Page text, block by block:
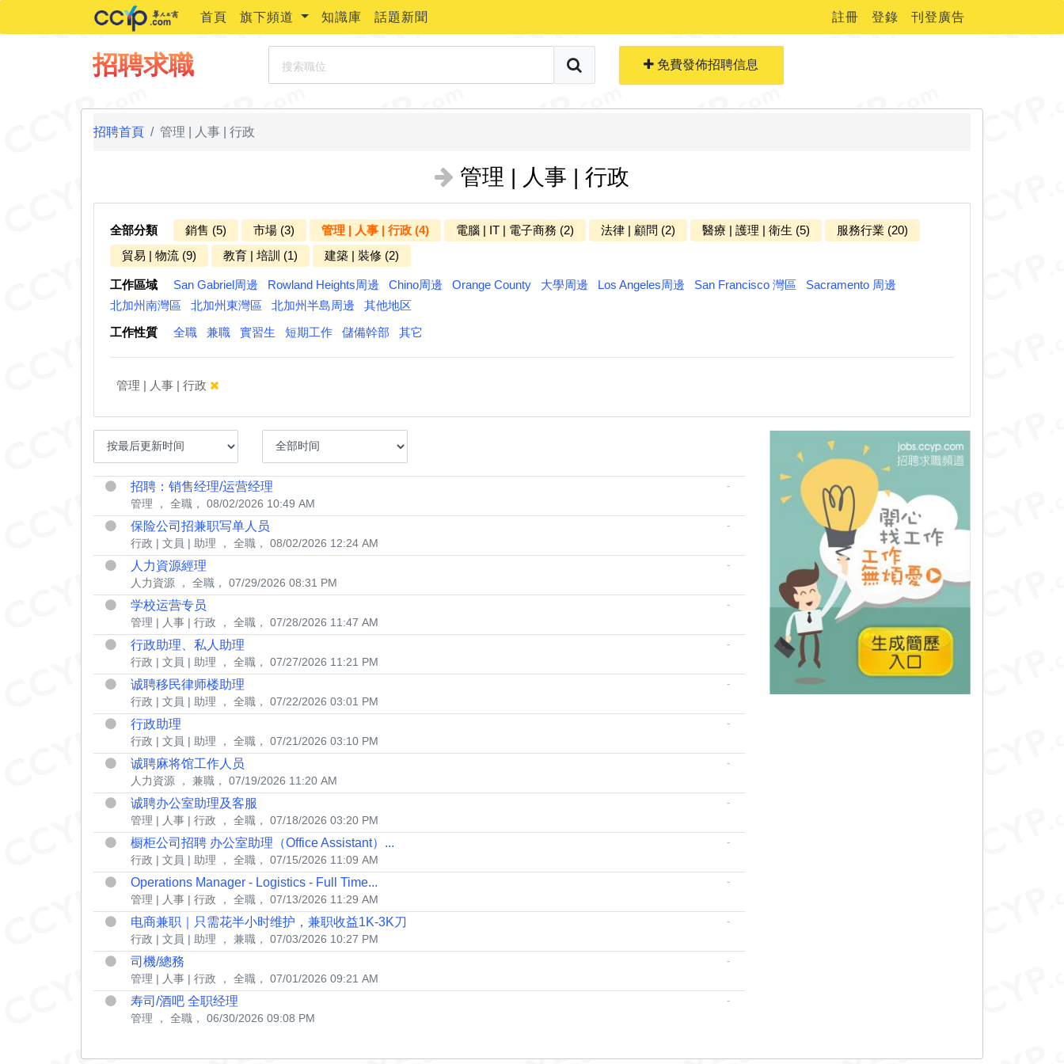
首頁 旗下頻道 知識庫 話題新聞 註冊 登錄 刊登廣告
招聘求職 免費發佈招聘信息
免費生成簡歷
招聘首頁 管理 | 人事 | 行政
管理 | 人事 | 行政
全部分類 銷售 (5) 市場 (3) 管理 | 人事 | 行政 (4) 電腦 | IT | 電子商務 (2) 法律 | 顧問 (2) 醫療 | 護理 | 衛生 (5)
服務行業 (20)
貿易 | 物流 (9)
教育 | 培訓 (1) 建築 | 裝修 (2)
工作區域 San Gabriel周邊 Rowland Heights周邊 Chino周邊 Orange County 大學周邊 Los Angeles周邊 San Francisco 灣區
Sacramento 周邊
北加州南灣區
北加州東灣區 北加州半島周邊
其他地区
工作性質
全職 兼職 實習生 短期工作 儲備幹部 其它
管理 | 人事 | 行政
招聘：销售经理/运营经理
管理 ， 全職， 08/02/2026 10:49 AM
-
保险公司招兼职写单人员
行政 | 文員 | 助理 ， 全職， 08/02/2026 12:24 AM
-
人力資源經理
人力資源 ， 全職， 07/29/2026 08:31 PM
-
学校运营专员
管理 | 人事 | 行政 ， 全職， 07/28/2026 11:47 AM
-
行政助理、私人助理
行政 | 文員 | 助理 ， 全職， 07/27/2026 11:21 PM
-
诚聘移民律师楼助理
行政 | 文員 | 助理 ， 全職， 07/22/2026 03:01 PM
-
行政助理
行政 | 文員 | 助理 ， 全職， 07/21/2026 03:10 PM
-
诚聘麻将馆工作人员
人力資源 ， 兼職， 07/19/2026 11:20 AM
-
诚聘办公室助理及客服
管理 | 人事 | 行政 ， 全職， 07/18/2026 03:20 PM
-
橱柜公司招聘 办公室助理（Office Assistant）...
行政 | 文員 | 助理 ， 全職， 07/15/2026 11:09 AM
-
Operations Manager - Logistics - Full Time...
管理 | 人事 | 行政 ， 全職， 07/13/2026 11:29 AM
-
电商兼职｜只需花半小时维护，兼职收益1K-3K刀
行政 | 文員 | 助理 ， 兼職， 07/03/2026 10:27 PM
-
司機/總務
管理 | 人事 | 行政 ， 全職， 07/01/2026 09:21 AM
-
寿司/酒吧 全职经理
管理 ， 全職， 06/30/2026 09:08 PM
-